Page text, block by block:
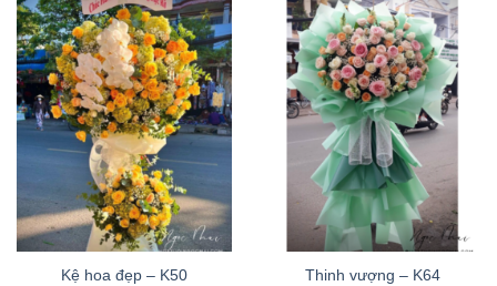
Kệ hoa đẹp – K50
Thinh vượng – K64